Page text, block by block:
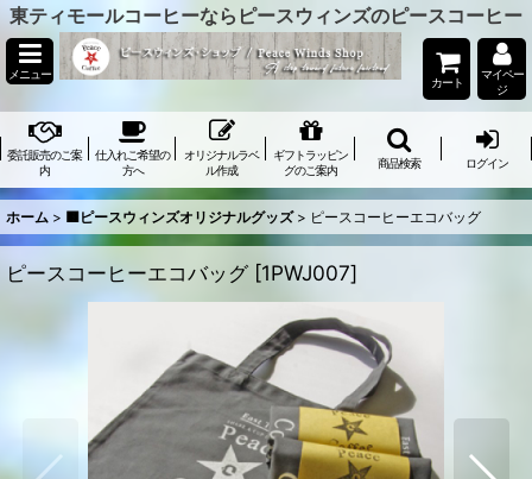
東ティモールコーヒーならピースウィンズのピースコーヒー
メニュー
カート
マイペー
ジ
委託販売のご案
内
仕入れご希望の
方へ
オリジナルラベ
ル作成
ギフトラッピン
グのご案内
商品検索 ログイン
ホーム > 🟫ピースウィンズオリジナルグッズ > ピースコーヒーエコバッグ
ピースコーヒーエコバッグ [1PWJ007]